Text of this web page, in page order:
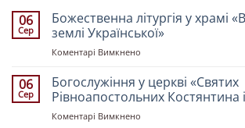
06
Сер
Божественна літургія у храмі
землі Української»
Коментарі Вимкнено
літургія
у
храмі
06
Сер
Богослужіння у церкві «Святих
Рівноапостольних Костянтина
Коментарі Вимкнено